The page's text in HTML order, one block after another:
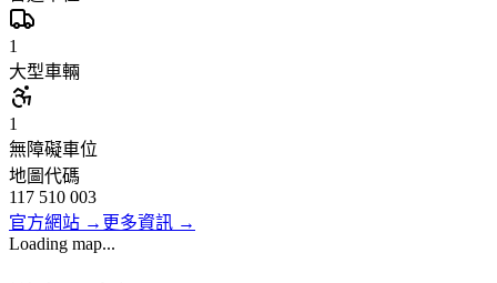
1
大型車輛
1
無障礙車位
地圖代碼
117 510 003
官方網站 → 更多資訊 →
Loading map...